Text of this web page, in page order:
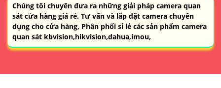
Chúng tôi chuyên đưa ra những giải pháp camera quan
sát cửa hàng giá rẻ. Tư vấn và lắp đặt camera chuyên
dụng cho cửa hàng, Phân phối sỉ lẻ các sản phẩm camera
quan sát kbvision,hikvision,dahua,imou,